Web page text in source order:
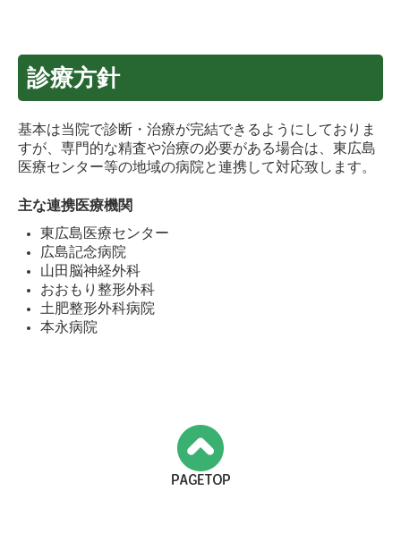
診療方針
基本は当院で診断・治療が完結できるようにしておりま
すが、専門的な精査や治療の必要がある場合は、東広島
医療センター等の地域の病院と連携して対応致します。
主な連携医療機関
東広島医療センター
広島記念病院
山田脳神経外科
おおもり整形外科
土肥整形外科病院
本永病院